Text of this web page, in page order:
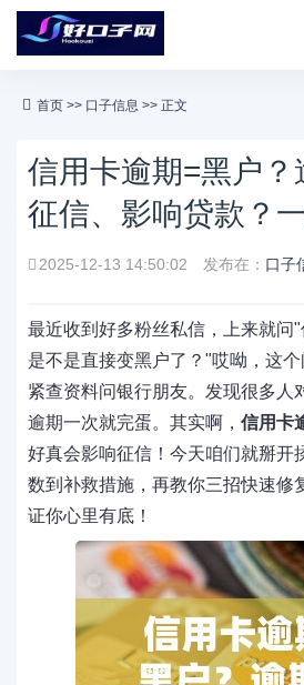
首页 >> 口子信息 >> 正文
信用卡逾期=黑户？
征信、影响贷款？
2025-12-13 14:50:02 发布在： 口子
最近收到好多粉丝私信，上来就问"
是不是直接变黑户了？"哎呦，这
紧查资料问银行朋友。发现很多人
逾期一次就完蛋。其实啊， 信用卡
好真会影响征信！今天咱们就掰开
数到补救措施，再教你三招快速修
证你心里有底！